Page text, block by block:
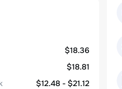
$18.36
$18.81
$12.48 - $21.12